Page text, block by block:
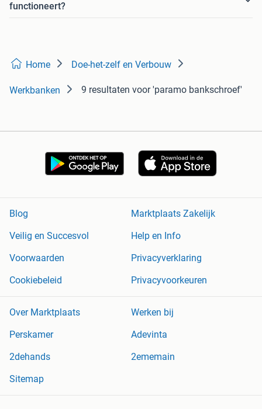
functioneert?
Home Doe-het-zelf en Verbouw
Werkbanken 9 resultaten voor 'paramo bankschroef'
Blog
Marktplaats Zakelijk
Veilig en Succesvol
Help en Info
Voorwaarden
Privacyverklaring
Cookiebeleid
Privacyvoorkeuren
Over Marktplaats
Werken bij
Perskamer
Adevinta
2dehands
2ememain
Sitemap